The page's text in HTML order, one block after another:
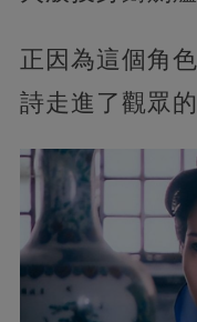
正因為這個角
詩走進了觀眾